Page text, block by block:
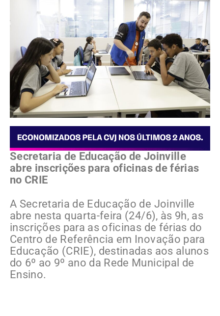
Secretaria de Educação de Joinville
abre inscrições para oficinas de férias
no CRIE
A Secretaria de Educação de Joinville
abre nesta quarta-feira (24/6), às 9h, as
inscrições para as oficinas de férias do
Centro de Referência em Inovação para
Educação (CRIE), destinadas aos alunos
do 6º ao 9º ano da Rede Municipal de
Ensino.